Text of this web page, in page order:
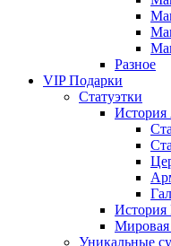
Разное
VIP Подарки
Статуэтки
История
Мировая
Уникальные